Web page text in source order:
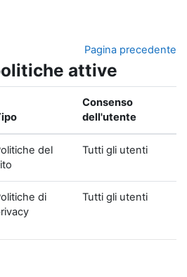
Pagina precedente
attive
Consenso
dell'utente
del
Tutti gli utenti
di
Tutti gli utenti